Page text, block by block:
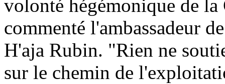
volonté hégémonique de la
commenté l'ambassadeur
H'aja Rubin. "Rien ne
sur le chemin de